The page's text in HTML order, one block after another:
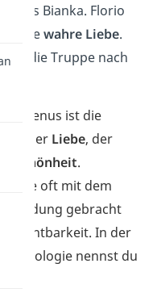
als Bianka. Florio
seinewahre Liebe.
die Truppe nach
Venus ist die
der Liebe, der
Schönheit.
sie oft mit dem
gebracht
In der
Mythologie nennst du